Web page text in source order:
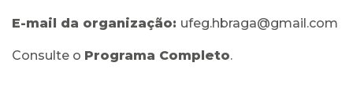
E-mail da organização: ufeg.hbraga@gmail.com
Consulte o Programa Completo.